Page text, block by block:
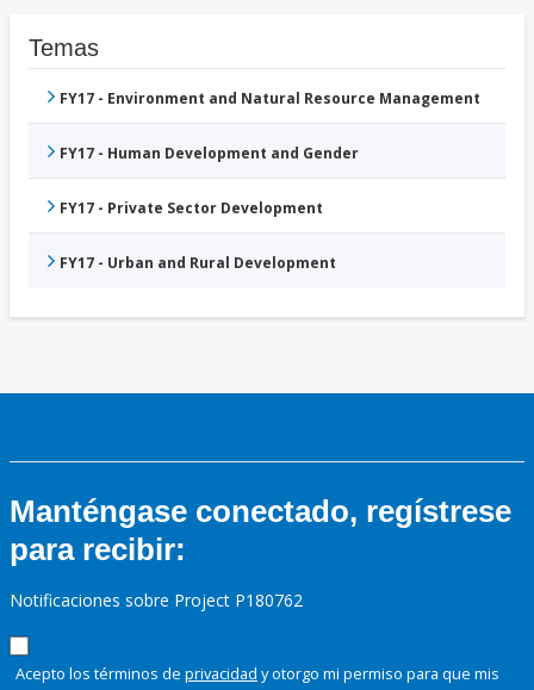
Temas
FY17 - Environment and Natural Resource Management
FY17 - Human Development and Gender
FY17 - Private Sector Development
FY17 - Urban and Rural Development
Manténgase conectado, regístrese
para recibir:
Notificaciones sobre Project P180762
Acepto los términos de privacidad y otorgo mi permiso para que mis